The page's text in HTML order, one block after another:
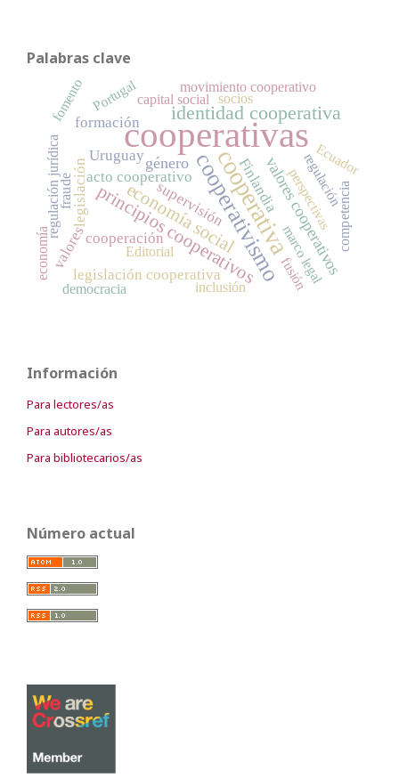
Palabras clave
cooperativas
cooperativa
cooperativismo
identidad cooperativa
principios cooperativos
economía social
género valores cooperativos
cooperación
legislación
formación
acto cooperativo
valores
legislación cooperativa
Uruguay
Finlandia
supervisión perspectivas
regulación
marco legal
capital social
Ecuador
regulación jurídica
fomento movimiento cooperativo
inclusión
competencia
Portugal
economía Editorial
fraude
democracia fusión
socios
Información
Para lectores/as
Para autores/as
Para bibliotecarios/as
Número actual